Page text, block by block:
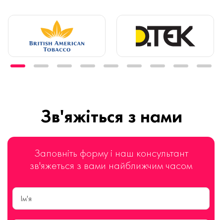
Зв'яжіться з нами
Заповніть форму і наш консультант
зв'яжеться з вами найближчим часом